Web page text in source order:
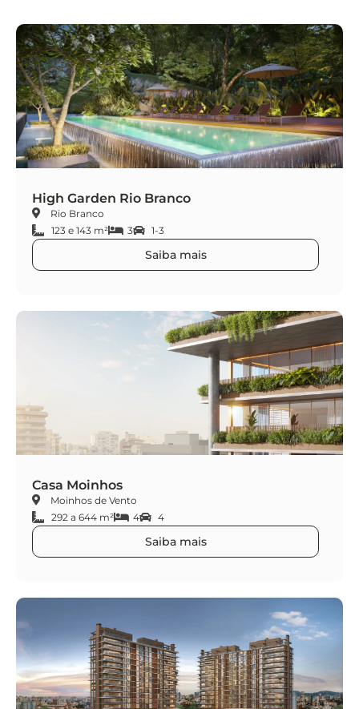
High Garden Rio Branco
Rio Branco
123 e 143 m²
3 1-3
Saiba mais
Casa Moinhos
Moinhos de Vento
292 a 644 m²
4 4
Saiba mais